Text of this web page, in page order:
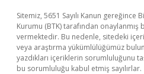
Sitemiz, 5651 Sayılı Kanun
Kurumu (BTK) tarafından onaylanmış
vermektedir. Bu nedenle, sitedeki
veya araştırma yükümlülüğümüz
yazdıkları içeriklerin sorumluluğunu
bu sorumluluğu kabul etmiş sayılırlar.